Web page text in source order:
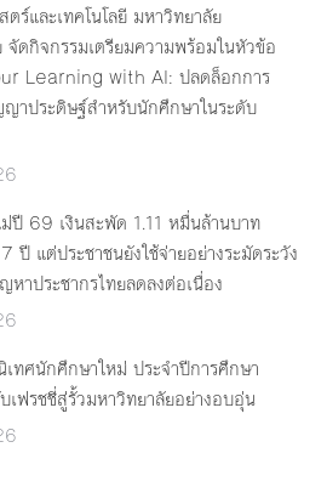
ร์และเทคโนโลยี มหาวิทยาลัย
จัดกิจกรรมเตรียมความพร้อมในหัวข้อ
Learning with AI: ปลดล็อกการ
าประดิษฐ์สำหรับนักศึกษาในระดับ
ปี 69 เงินสะพัด 1.11 หมื่นล้านบาท
ปี แต่ประชาชนยังใช้จ่ายอย่างระมัดระวัง
าประชากรไทยลดลงต่อเนื่อง
ทศนักศึกษาใหม่ ประจำปีการศึกษา
ฟรชชี่สู่รั้วมหาวิทยาลัยอย่างอบอุ่น